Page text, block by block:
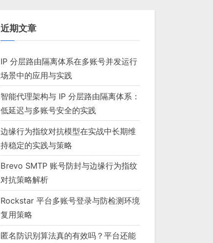
近期文章
IP 分层路由隔离体系在多账号并发运行
场景中的应用与实践
智能代理架构与 IP 分层路由隔离体系：
低延迟与多账号安全的实践
边缘行为指纹对抗模型在实战中长期维
持稳定的实践与策略
Brevo SMTP 账号防封与边缘行为指纹
对抗策略解析
Rockstar 平台多账号登录与防检测环境
复用策略
匿名防识别算法真的有效吗？平台还能